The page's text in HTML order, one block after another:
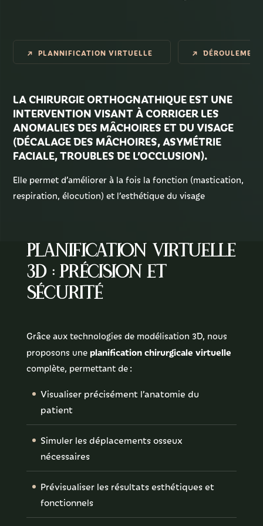
PLANNIFICATION VIRTUELLE
LA CHIRURGIE ORTHOGNATHIQUE EST UNE
INTERVENTION VISANT À CORRIGER LES
ANOMALIES DES MÂCHOIRES ET DU VISAGE
(DÉCALAGE DES MÂCHOIRES, ASYMÉTRIE
FACIALE, TROUBLES DE L’OCCLUSION).
Elle permet d’améliorer à la fois la fonction (mastication,
respiration, élocution) et l’esthétique du visage
Planification virtuelle
3D : précision et
sécurité
Grâce aux technologies de modélisation 3D, nous
proposons une planification chirurgicale virtuelle
complète, permettant de :
Visualiser précisément l’anatomie du
patient
Simuler les déplacements osseux
nécessaires
Prévisualiser les résultats esthétiques et
fonctionnels